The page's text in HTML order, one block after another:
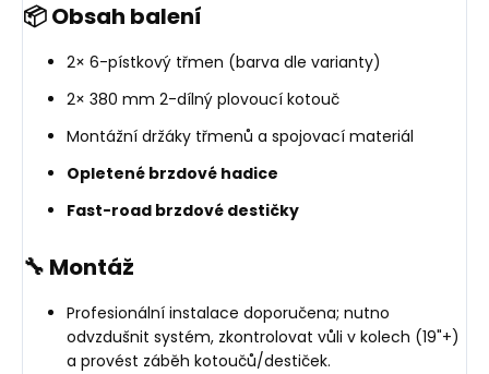
📦 Obsah balení
2× 6-pístkový třmen (barva dle varianty)
2× 380 mm 2-dílný plovoucí kotouč
Montážní držáky třmenů a spojovací materiál
Opletené brzdové hadice
Fast-road brzdové destičky
🔧 Montáž
Profesionální instalace doporučena; nutno
odvzdušnit systém, zkontrolovat vůli v kolech (19"+)
a provést záběh kotoučů/destiček.